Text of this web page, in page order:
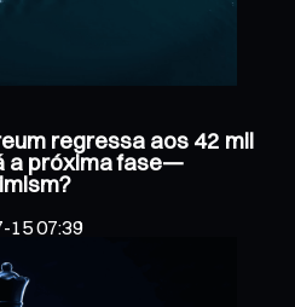
regressa aos 42 mil
a próxima fase—
15 07:39